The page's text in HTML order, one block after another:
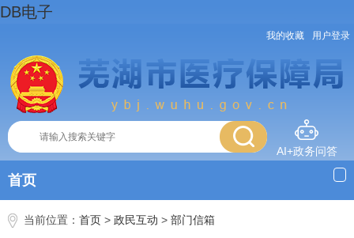
DB电子
我的收藏 用户登录
AI+政务问答
首页
当前位置： 首页 > 政民互动 > 部门信箱